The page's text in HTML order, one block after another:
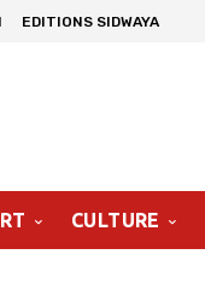
EDITIONS SIDWAYA
CULTURE